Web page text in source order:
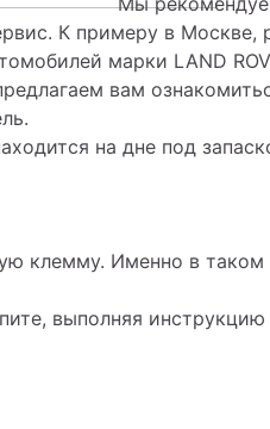
К примеру в Москве,
марки LAND
вам
на дне под
клемму. Именно в таком
выполняя